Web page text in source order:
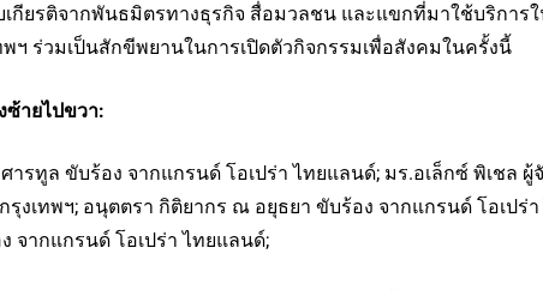
เกียรติจากพันธมิตรทางธุรกิจ สื่อมวลชน และแขกที่มาใช้บริการ
พฯ ร่วมเป็นสักขีพยานในการเปิดตัวกิจกรรมเพื่อสังคมในครั้งนี้
ซ้ายไปขวา:
รทูล ขับร้อง จากแกรนด์ โอเปร่า ไทยแลนด์; มร.อเล็กซ์ พิเชล ผู้
รุงเทพฯ; อนุตตรา กิติยากร ณ อยุธยา ขับร้อง จากแกรนด์ โอเปร่
จากแกรนด์ โอเปร่า ไทยแลนด์;